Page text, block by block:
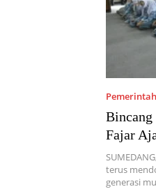
Bincang
Fajar
terus
generasi